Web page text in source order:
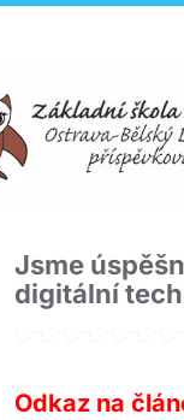
Jsme
digitální
Odkaz na